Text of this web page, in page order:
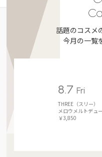
話題のコスメ
今月の一覧
8.7Fri
THREE（スリー）
メロウメルトデュー
￥3,850